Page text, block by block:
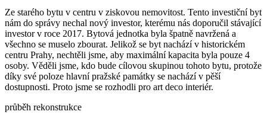
Ze starého bytu v centru v ziskovou nemovitost. Tento investiční byt
nám do správy nechal nový investor, kterému nás doporučil stávající
investor v roce 2017. Bytová jednotka byla špatně navržená a
všechno se muselo zbourat. Jelikož se byt nachází v historickém
centru Prahy, nechtěli jsme, aby maximální kapacita byla pouze 4
osoby. Věděli jsme, kdo bude cílovou skupinou tohoto bytu, protože
díky své poloze hlavní pražské památky se nachází v pěší
dostupnosti. Proto jsme se rozhodli pro art deco interiér.
průběh rekonstrukce